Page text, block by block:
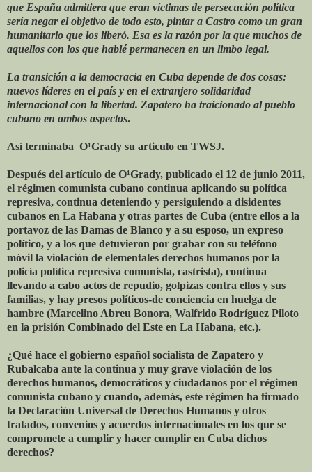
que España admitiera que eran víctimas de persecución política
sería negar el objetivo de todo esto, pintar a Castro como un gran
humanitario que los liberó. Esa es la razón por la que muchos de
aquellos con los que hablé permanecen en un limbo legal.
La transición a la democracia en Cuba depende de dos cosas:
nuevos líderes en el país y en el extranjero solidaridad
internacional con la libertad. Zapatero ha traicionado al pueblo
cubano en ambos aspectos.
Así terminaba O¹Grady su articulo en TWSJ.
Después del artículo de O¹Grady, publicado el 12 de junio 2011,
el régimen comunista cubano continua aplicando su política
represiva, continua deteniendo y persiguiendo a disidentes
cubanos en La Habana y otras partes de Cuba (entre ellos a la
portavoz de las Damas de Blanco y a su esposo, un expreso
político, y a los que detuvieron por grabar con su teléfono
móvil la violación de elementales derechos humanos por la
policía política represiva comunista, castrista), continua
llevando a cabo actos de repudio, golpizas contra ellos y sus
familias, y hay presos políticos-de conciencia en huelga de
hambre (Marcelino Abreu Bonora, Walfrido Rodríguez Piloto
en la prisión Combinado del Este en La Habana, etc.).
¿Qué hace el gobierno español socialista de Zapatero y
Rubalcaba ante la continua y muy grave violación de los
derechos humanos, democráticos y ciudadanos por el régimen
comunista cubano y cuando, además, este régimen ha firmado
la Declaración Universal de Derechos Humanos y otros
tratados, convenios y acuerdos internacionales en los que se
compromete a cumplir y hacer cumplir en Cuba dichos
derechos?